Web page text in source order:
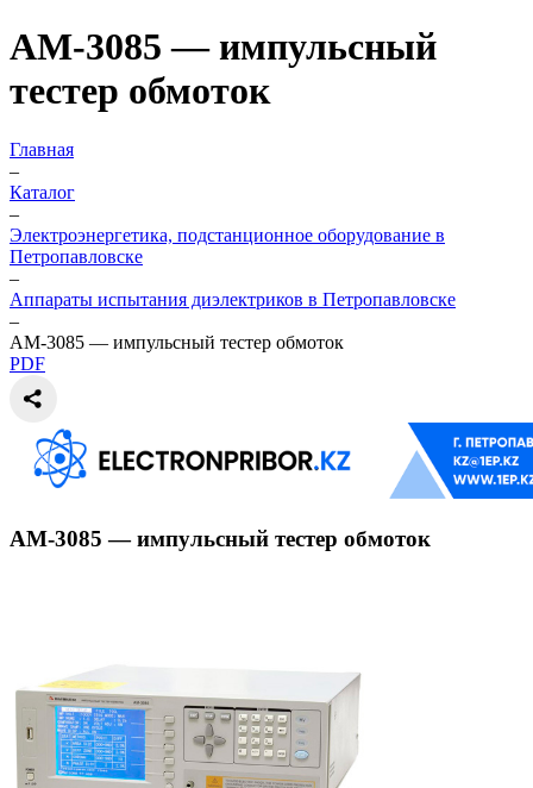
АМ-3085 — импульсный
тестер обмоток
Главная
–
Каталог
–
Электроэнергетика, подстанционное оборудование в
Петропавловске
–
Аппараты испытания диэлектриков в Петропавловске
–
АМ-3085 — импульсный тестер обмоток
PDF
АМ-3085 — импульсный тестер обмоток